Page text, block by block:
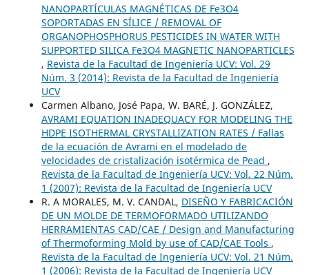
NANOPARTÍCULAS MAGNÉTICAS DE Fe3O4
SOPORTADAS EN SÍLICE / REMOVAL OF
ORGANOPHOSPHORUS PESTICIDES IN WATER WITH
SUPPORTED SILICA Fe3O4 MAGNETIC NANOPARTICLES
, Revista de la Facultad de Ingeniería UCV: Vol. 29
Núm. 3 (2014): Revista de la Facultad de Ingeniería
UCV
Carmen Albano, José Papa, W. BARÉ, J. GONZÁLEZ,
AVRAMI EQUATION INADEQUACY FOR MODELING THE
HDPE ISOTHERMAL CRYSTALLIZATION RATES / Fallas
de la ecuación de Avrami en el modelado de
velocidades de cristalización isotérmica de Pead ,
Revista de la Facultad de Ingeniería UCV: Vol. 22 Núm.
1 (2007): Revista de la Facultad de Ingeniería UCV
R. A MORALES, M. V. CANDAL, DISEÑO Y FABRICACIÓN
DE UN MOLDE DE TERMOFORMADO UTILIZANDO
HERRAMIENTAS CAD/CAE / Design and Manufacturing
of Thermoforming Mold by use of CAD/CAE Tools ,
Revista de la Facultad de Ingeniería UCV: Vol. 21 Núm.
1 (2006): Revista de la Facultad de Ingeniería UCV